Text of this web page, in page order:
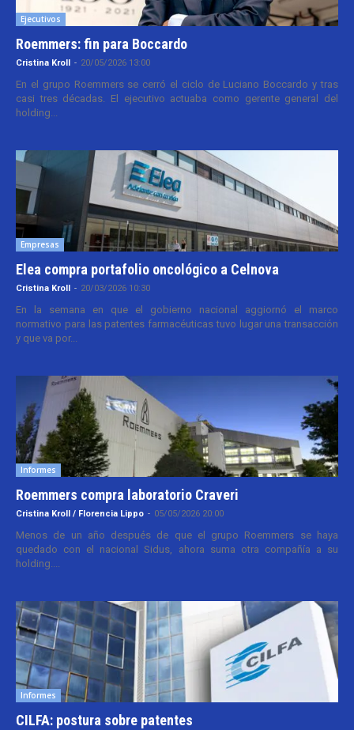
Ejecutivos
Roemmers: fin para Boccardo
Cristina Kroll - 20/05/2026 13:00
En el grupo Roemmers se cerró el ciclo de Luciano Boccardo y tras
casi tres décadas. El ejecutivo actuaba como gerente general del
holding...
Empresas
Elea compra portafolio oncológico a Celnova
Cristina Kroll - 20/03/2026 10:30
En la semana en que el gobierno nacional aggiornó el marco
normativo para las patentes farmacéuticas tuvo lugar una transacción
y que va por...
Informes
Roemmers compra laboratorio Craveri
Cristina Kroll / Florencia Lippo - 05/05/2026 20:00
Menos de un año después de que el grupo Roemmers se haya
quedado con el nacional Sidus, ahora suma otra compañía a su
holding....
Informes
CILFA: postura sobre patentes